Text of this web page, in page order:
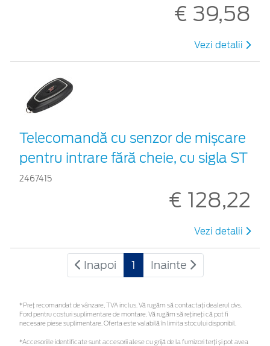
€ 39,58
Vezi detalii
Telecomandă cu senzor de mișcare
pentru intrare fără cheie, cu sigla ST
2467415
€ 128,22
Vezi detalii
Inapoi 1 Inainte
*Preţ recomandat de vânzare, TVA inclus. Vă rugăm să contactaţi dealerul dvs.
Ford pentru costuri suplimentare de montare. Vă rugăm să rețineți că pot fi
necesare piese suplimentare. Oferta este valabilă în limita stocului disponibil.
*Accesoriile identificate sunt accesorii alese cu grijă de la furnizori terți și pot avea